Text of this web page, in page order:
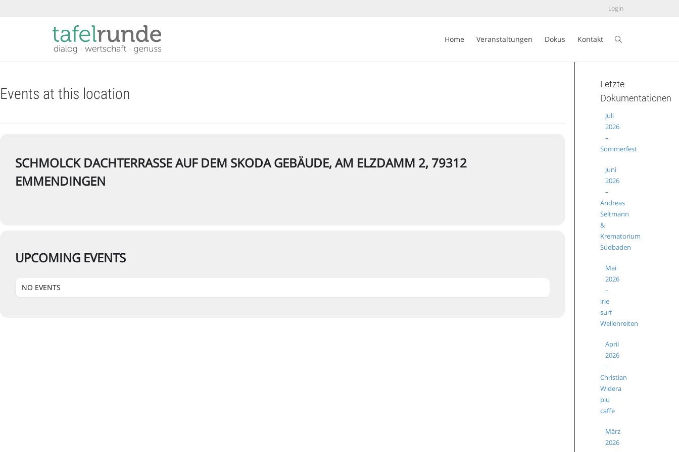
Login
Home Veranstaltungen Dokus Kontakt
Events at this location
SCHMOLCK DACHTERRASSE AUF DEM SKODA GEBÄUDE, AM ELZDAMM 2, 79312
EMMENDINGEN
UPCOMING EVENTS
NO EVENTS
Letzte
Dokumentationen
Juli
2026
–
Sommerfest
Juni
2026
–
Andreas
Seltmann
&
Krematorium
Südbaden
Mai
2026
–
irie
surf
Wellenreiten
April
2026
–
Christian
Widera
piu
caffe
März
2026